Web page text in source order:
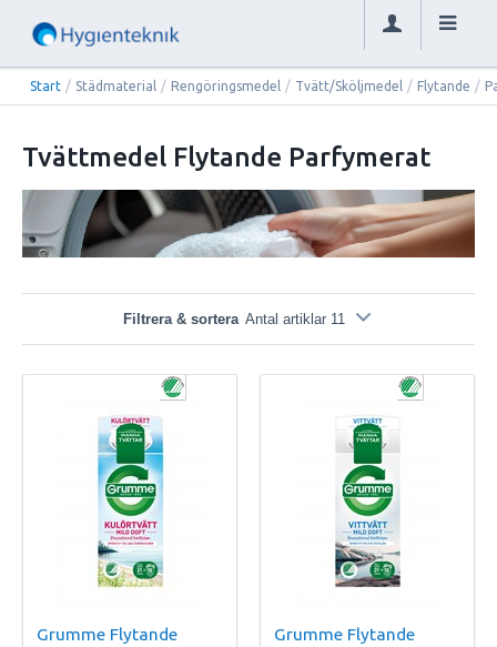
Start / Städmaterial / Rengöringsmedel / Tvätt/Sköljmedel / Flytande /
Tvättmedel Flytande Parfymerat
Filtrera & sortera Antal artiklar 11
Grumme Flytande
Grumme Flytande